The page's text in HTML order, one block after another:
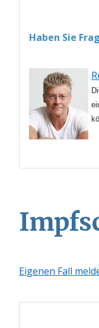
Haben Sie
Eigenen Fall